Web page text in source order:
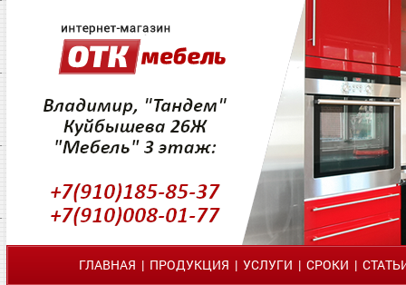
ГЛАВНАЯ | ПРОДУКЦИЯ | УСЛУГИ | СРОКИ |